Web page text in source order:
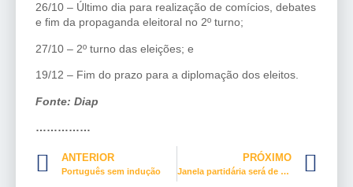
26/10 – Último dia para realização de comícios, debates
e fim da propaganda eleitoral no 2º turno;
27/10 – 2º turno das eleições; e
19/12 – Fim do prazo para a diplomação dos eleitos.
Fonte: Diap
……………
ANTERIOR
Português sem indução
PRÓXIMO
Janela partidária será de 7 de março até 5 de abril